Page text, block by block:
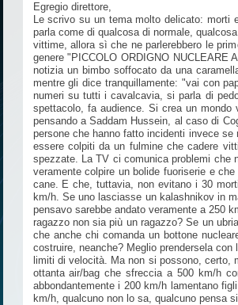
Egregio direttore,
Le scrivo su un tema molto delicato: morti
parla come di qualcosa di normale,
vittime, allora sì che ne parlerebbero le
genere "PICCOLO ORDIGNO
notizia un bimbo soffocato da una
mentre gli dice tranquillamente: "vai con
numeri su tutti i cavalcavia, si parla di
spettacolo, fa audience. Si crea un
pensando a Saddam Hussein, al caso di
persone che hanno fatto incidenti invece
essere colpiti da un fulmine che cadere
spezzate. La TV ci comunica problemi che
veramente colpire un bolide fuoriserie e
cane. E che, tuttavia, non evitano i 30
km/h. Se uno lasciasse un kalashnikov in
pensavo sarebbe andato veramente a 250
ragazzo non sia più un ragazzo? Se un
che anche chi comanda un bottone
costruire, neanche? Meglio prendersela
limiti di velocità. Ma non si possono, certo,
ottanta air/bag che sfreccia a 500 km/h
abbondantemente i 200 km/h lamentano
km/h, qualcuno non lo sa, qualcuno pensa